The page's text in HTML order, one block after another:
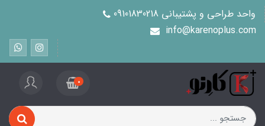
واحد طراحی و پشتیبانی 09101830218
info@karenoplus.com
0